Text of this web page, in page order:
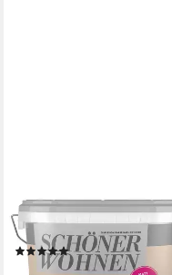
Tropf- und spritzgehemmt,
Lösemittelfrei
(11)
34,90 €